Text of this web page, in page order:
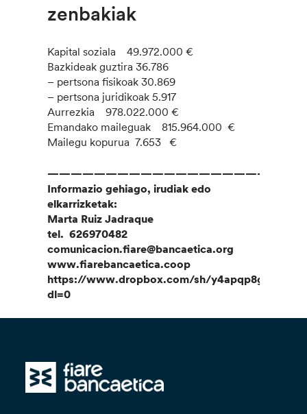
zenbakiak
Kapital soziala 49.972.000 €
Bazkideak guztira 36.786
– pertsona fisikoak 30.869
– pertsona juridikoak 5.917
Aurrezkia 978.022.000 €
Emandako maileguak 815.964.000 €
Mailegu kopurua 7.653 €
———————————————————–
Informazio gehiago, irudiak edo
elkarrizketak:
Marta Ruiz Jadraque
tel. 626970482
comunicacion.fiare@bancaetica.org
www.fiarebancaetica.coop
https://www.dropbox.com/sh/
dl=0